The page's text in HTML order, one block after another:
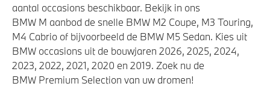
aantal occasions beschikbaar. Bekijk in ons
BMW M aanbod de snelle BMW M2 Coupe, M3 Touring,
M4 Cabrio of bijvoorbeeld de BMW M5 Sedan. Kies uit
BMW occasions uit de bouwjaren 2026, 2025, 2024,
2023, 2022, 2021, 2020 en 2019. Zoek nu de
BMW Premium Selection van uw dromen!